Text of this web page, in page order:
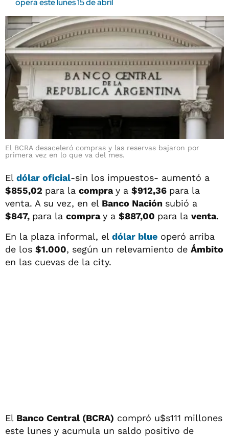
opera este lunes 15 de abril
El BCRA desaceleró compras y las reservas bajaron por
primera vez en lo que va del mes.
El dólar oficial-sin los impuestos- aumentó a
$855,02 para la compray a $912,36 para la
venta. A su vez, en el Banco Nación subió a
$847, para la compray a $887,00 para la venta.
En la plaza informal, el dólar blue operó arriba
de los $1.000, según un relevamiento de Ámbito
en las cuevas de la city.
El Banco Central (BCRA) compró u$s111 millones
este lunes y acumula un saldo positivo de